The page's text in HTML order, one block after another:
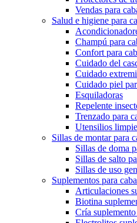
Vendas para
Salud e higiene para
Champú para
Confort para
Cuidado del
Cuidado
Cuidado piel
Esquiladoras
Repelente
Trenzado para
Utensilios
Sillas de montar para
Sillas de doma
Sillas de salto
Sillas de uso
Suplementos para
Articulaciones
Biotina
Cría